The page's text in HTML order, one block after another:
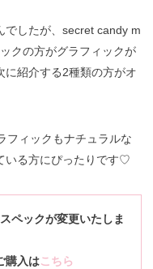
でしたが、secret candy m
クの方がグラフィックが
に紹介する2種類の方がオ
フィックもナチュラルな
いる方にぴったりです♡
ペックが変更いたしま
購入はこちら